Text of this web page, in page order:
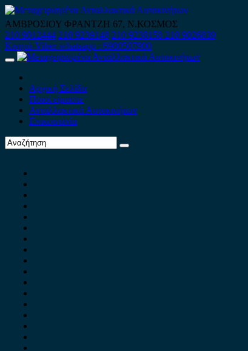
Skip
to
content
ΑΜΒΡΟΣΙΟΥ ΦΡΑΝΤΖΗ 67, Ν.ΚΟΣΜΟΣ
210 9012444 210 9239148 210 9238158 210 9026839
Κινητό-Viber-whatsapp : 6980507900
Primary
Αρχική Σελίδα
Ποιοί είμαστε
Ανταλλακτικά Αυτοκινήτων
Επικοινωνία